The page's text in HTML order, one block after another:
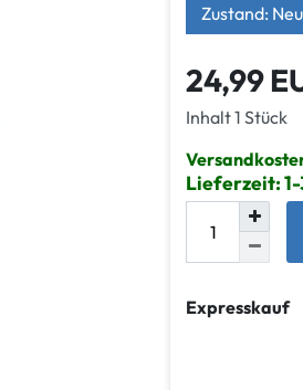
Zustand: Neu
24,99
Inhalt1 Stück
Lieferzeit: 1-
Expresskauf